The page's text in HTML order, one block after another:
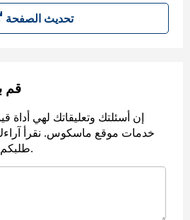
تحديث الصفحة
قم
إن أسئلتك وتعليقاتك لهي أداة
خدمات موقع ماسكوس. نقرأ
طلبكم في أسرع وقت ممكن.